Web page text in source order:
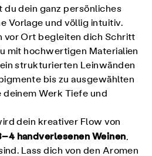
dein ganz persönliches
Vorlage und völlig intuitiv.
vor Ort begleiten dich Schritt
mit hochwertigen Materialien
strukturierten Leinwänden
bis zu ausgewählten
Werk Tiefe und
dein kreativer Flow von
handverlesenen Weinen
Lass dich von den Aromen